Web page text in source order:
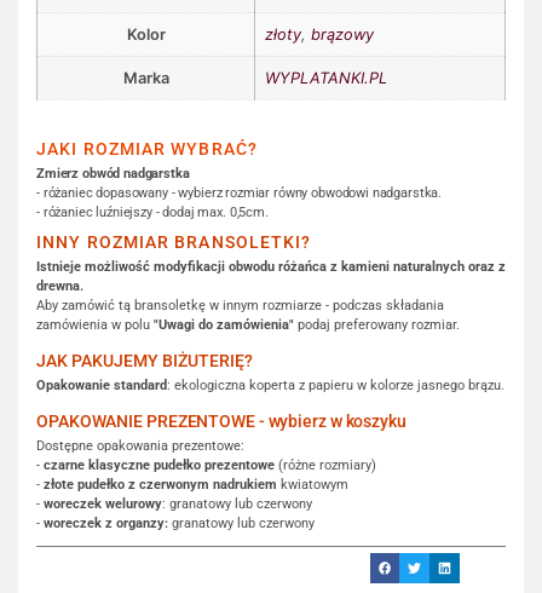
Kolor złoty, brązowy
Marka WYPLATANKI.PL
JAKI ROZMIAR WYBRAĆ?
Zmierz obwód nadgarstka
- różaniec dopasowany - wybierz rozmiar równy obwodowi nadgarstka.
- różaniec luźniejszy - dodaj max. 0,5cm.
INNY ROZMIAR BRANSOLETKI?
Istnieje możliwość modyfikacji obwodu różańca z kamieni naturalnych oraz z
drewna.
Aby zamówić tą bransoletkę w innym rozmiarze - podczas składania
zamówienia w polu "Uwagi do zamówienia" podaj preferowany rozmiar.
JAK PAKUJEMY BIŻUTERIĘ?
Opakowanie standard: ekologiczna koperta z papieru w kolorze jasnego brązu.
OPAKOWANIE PREZENTOWE - wybierz w koszyku
Dostępne opakowania prezentowe:
- czarne klasyczne pudełko prezentowe (różne rozmiary)
- złote pudełko z czerwonym nadrukiem kwiatowym
- woreczek welurowy: granatowy lub czerwony
- woreczek z organzy: granatowy lub czerwony